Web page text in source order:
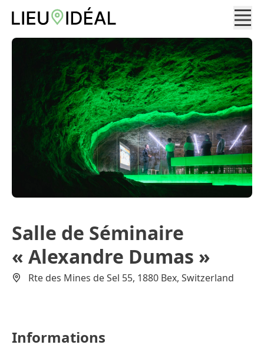
Salle de Séminaire
« Alexandre Dumas »
Rte des Mines de Sel 55, 1880 Bex, Switzerland
Informations